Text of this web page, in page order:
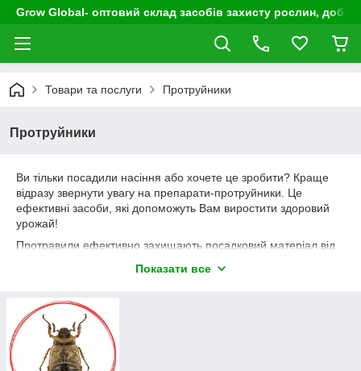
Grow Global- оптовий склад засобів захисту рослин,
Товари та послуги Протруйники
Протруйники
Ви тільки посадили насіння або хочете це зробити? Краще
відразу звернути увагу на препарати-протруйники. Це
ефективні засоби, які допоможуть Вам виростити здоровий
урожай!
Протравили ефективно захищають посадковий матеріал від
рослин збільшується, а потім і зростає кількість врожаю!
найефективніші препарати для захисту від шкідників. Каталог
має широкий асортимент продукції для досвідчених
садівників, городників, фермерів, агрогосподарств.
Наші консультанти допоможуть підібрати кращі препарати-
Показати все